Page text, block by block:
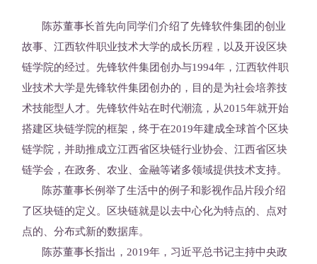
陈苏董事长首先向同学们介绍了先锋软件集团的创业
故事、江西软件职业技术大学的成长历程，以及开设区块
链学院的经过。先锋软件集团创办与1994年，江西软件职
业技术大学是先锋软件集团创办的，目的是为社会培养技
术技能型人才。先锋软件站在时代潮流，从2015年就开始
搭建区块链学院的框架，终于在2019年建成全球首个区块
链学院，并助推成立江西省区块链行业协会、江西省区块
链学会，在政务、农业、金融等诸多领域提供技术支持。
陈苏董事长例举了生活中的例子和影视作品片段介绍
了区块链的定义。区块链就是以去中心化为特点的、点对
点的、分布式新的数据库。
陈苏董事长指出，2019年，习近平总书记主持中央政